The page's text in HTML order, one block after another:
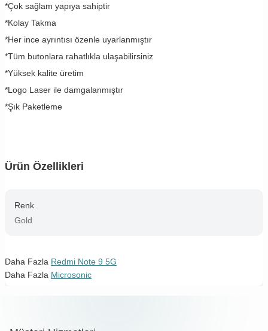
*Çok sağlam yapıya sahiptir
*Kolay Takma
*Her ince ayrıntısı özenle uyarlanmıştır
*Tüm butonlara rahatlıkla ulaşabilirsiniz
*Yüksek kalite üretim
*Logo Laser ile damgalanmıştır
*Şık Paketleme
Ürün Özellikleri
Renk
Gold
Daha Fazla Redmi Note 9 5G
Daha Fazla Microsonic